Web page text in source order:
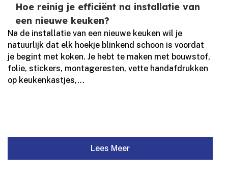
Hoe reinig je efficiënt na installatie van
een nieuwe keuken?
Na de installatie van een nieuwe keuken wil je
natuurlijk dat elk hoekje blinkend schoon is voordat
je begint met koken.​ Je hebt te maken met bouwstof,
folie, stickers, montageresten, vette handafdrukken
op keukenkastjes,...
Lees Meer